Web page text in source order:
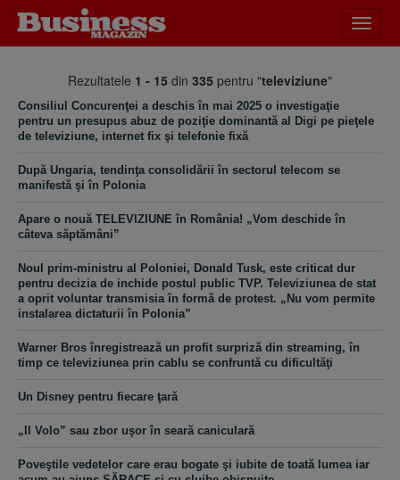
meniu
Rezultatele 1 - 15 din 335 pentru "televiziune"
Consiliul Concurenţei a deschis în mai 2025 o investigaţie
pentru un presupus abuz de poziţie dominantă al Digi pe pieţele
de televiziune, internet fix şi telefonie fixă
După Ungaria, tendinţa consolidării în sectorul telecom se
manifestă şi în Polonia
Apare o nouă TELEVIZIUNE în România! „Vom deschide în
câteva săptămâni”
Noul prim-ministru al Poloniei, Donald Tusk, este criticat dur
pentru decizia de inchide postul public TVP. Televiziunea de stat
a oprit voluntar transmisia în formă de protest. „Nu vom permite
instalarea dictaturii în Polonia”
Warner Bros înregistrează un profit surpriză din streaming, în
timp ce televiziunea prin cablu se confruntă cu dificultăţi
Un Disney pentru fiecare ţară
„Il Volo” sau zbor uşor în seară caniculară
Poveştile vedetelor care erau bogate şi iubite de toată lumea iar